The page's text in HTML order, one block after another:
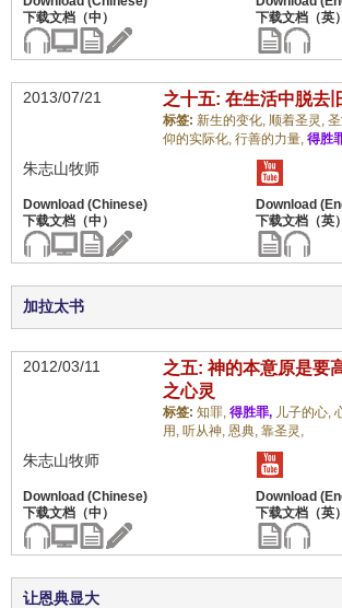
2013/07/21 之十五: 在生活中脱去
标签: 新生的变化, 顺着圣灵,
仰的实际化, 行善的力量, 得胜
朱志山牧师
加拉太书
2012/03/11
之五: 神的本意原是要
之心灵
标签: 知罪, 得胜罪, 儿子的心,
用, 听从神, 恩典, 靠圣灵,
朱志山牧师
让恩典显大